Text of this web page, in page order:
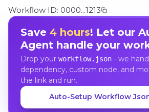
Workflow ID: 0000...1213
Save 4 hours! Let our
Agent handle your
Drop your workflow.json- we
dependency, custom node, and
the link and run.
Auto-Setup Workflow